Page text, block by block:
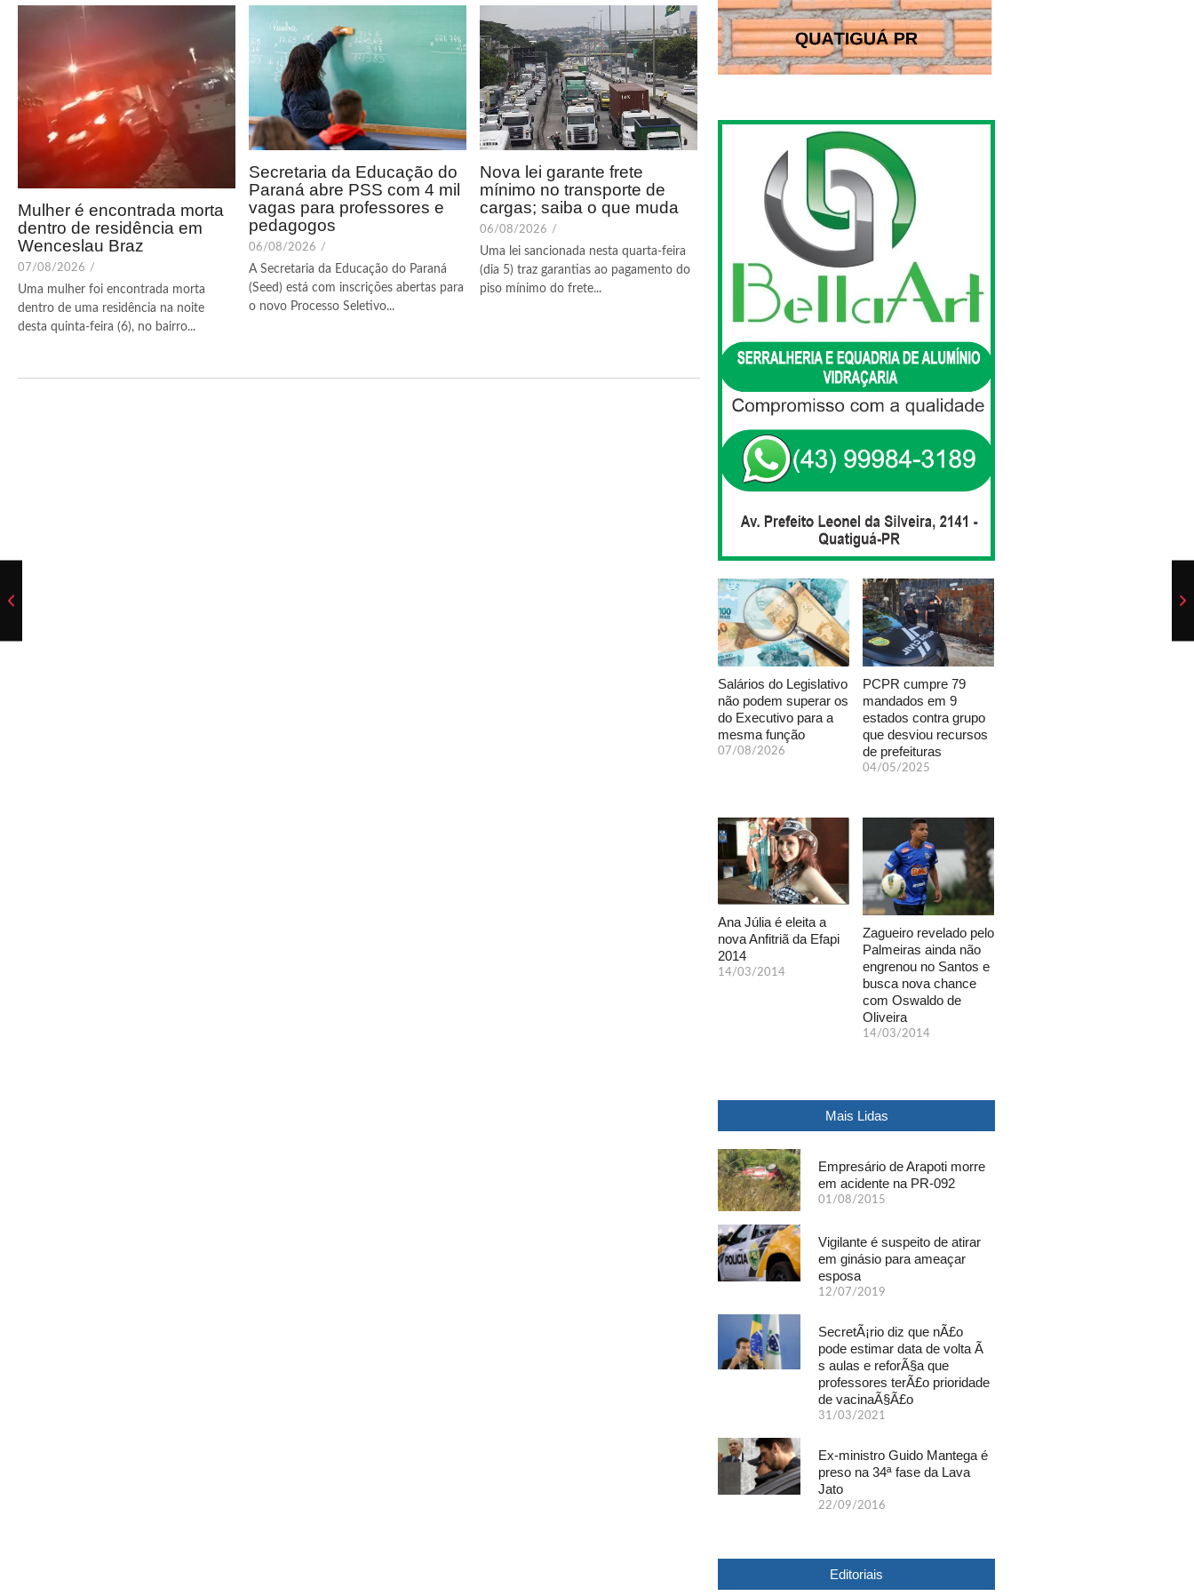
Mulher é encontrada morta
dentro de residência em
Wenceslau Braz
07/08/2026 /
Uma mulher foi encontrada morta
dentro de uma residência na noite
desta quinta-feira (6), no bairro...
Secretaria da Educação do
Paraná abre PSS com 4 mil
vagas para professores e
pedagogos
06/08/2026 /
A Secretaria da Educação do Paraná
(Seed) está com inscrições abertas para
o novo Processo Seletivo...
Nova lei garante frete
mínimo no transporte de
cargas; saiba o que muda
06/08/2026 /
Uma lei sancionada nesta quarta-feira
(dia 5) traz garantias ao pagamento do
piso mínimo do frete...
Salários do Legislativo
não podem superar os
do Executivo para a
mesma função
07/08/2026
PCPR cumpre 79
mandados em 9
estados contra grupo
que desviou recursos
de prefeituras
04/05/2025
Ana Júlia é eleita a
nova Anfitriã da Efapi
2014
14/03/2014
Zagueiro revelado pelo
Palmeiras ainda não
engrenou no Santos e
busca nova chance
com Oswaldo de
Oliveira
14/03/2014
Mais Lidas
Empresário de Arapoti morre
em acidente na PR-092
01/08/2015
Vigilante é suspeito de atirar
em ginásio para ameaçar
esposa
12/07/2019
SecretÃ¡rio diz que nÃ£o
pode estimar data de volta Ã
s aulas e reforÃ§a que
professores terÃ£o prioridade
de vacinaÃ§Ã£o
31/03/2021
Ex-ministro Guido Mantega é
preso na 34ª fase da Lava
Jato
22/09/2016
Editoriais